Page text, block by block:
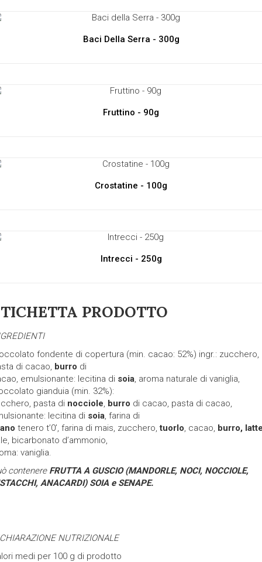
Baci Della Serra - 300g
Fruttino - 90g
Crostatine - 100g
Intrecci - 250g
PRODOTTO
fondente di copertura (min. cacao: 52%) ingr.: zucchero,
di cacao, burro di
emulsionante: lecitina di soia, aroma naturale di vaniglia,
gianduia (min. 32%):
pasta di nocciole, burro di cacao, pasta di cacao,
lecitina di soia, farina di
tenero t’0’, farina di mais, zucchero,tuorlo, cacao, burro,
bicarbonato d’ammonio,
vaniglia.
contenere FRUTTA A GUSCIO (MANDORLE, NOCI, NOCCIOLE,
ANACARDI)SOIA e SENAPE.
NUTRIZIONALE
medi per 100 g di prodotto